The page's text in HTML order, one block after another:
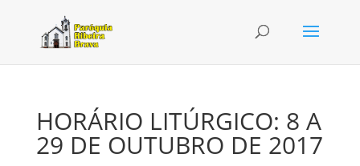
HORÁRIO LITÚRGICO: 8 A
29 DE OUTUBRO DE 2017